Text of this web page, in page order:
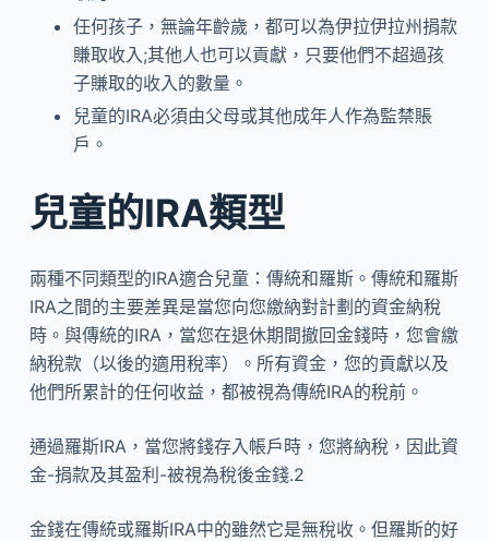
任何孩子，無論年齡歲，都可以為伊拉伊拉州捐款
賺取收入;其他人也可以貢獻，只要他們不超過孩
子賺取的收入的數量。
兒童的IRA必須由父母或其他成年人作為監禁賬
戶。
兒童的IRA類型
兩種不同類型的IRA適合兒童：傳統和羅斯。傳統和羅斯
IRA之間的主要差異是當您向您繳納對計劃的資金納稅
時。與傳統的IRA，當您在退休期間撤回金錢時，您會繳
納稅款（以後的適用稅率）。所有資金，您的貢獻以及
他們所累計的任何收益，都被視為傳統IRA的稅前。
通過羅斯IRA，當您將錢存入帳戶時，您將納稅，因此資
金-捐款及其盈利-被視為稅後金錢.2
金錢在傳統或羅斯IRA中的雖然它是無稅收。但羅斯的好